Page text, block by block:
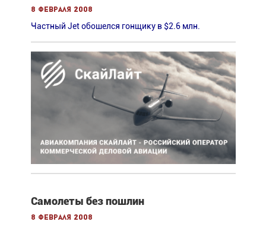
8 февраля 2008
Частный Jet обошелся гонщику в $2.6 млн.
Самолеты без пошлин
8 февраля 2008